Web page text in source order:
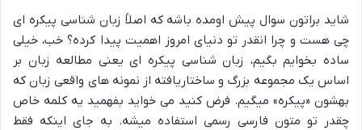
شاید براتون سوال پیش اومده باشه که اصلاً زبان شناسی پیکره ای
چی هست و چرا انقدر تو دنیای امروز اهمیت پیدا کرده؟ خب، خیلی
ساده بخوایم بگیم، زبان شناسی پیکره ای یعنی مطالعه زبان بر
اساس یک مجموعه بزرگ و ساختاریافته از نمونه های واقعی زبان که
بهشون «پیکره» میگیم. فرض کنید می خواید بفهمید یه کلمه خاص
چقدر تو متون فارسی رسمی استفاده میشه. به جای اینکه فقط